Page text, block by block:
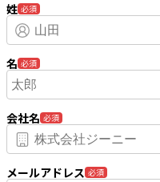
姓 必須
名 必須
会社名 必須
メールアドレス 必須